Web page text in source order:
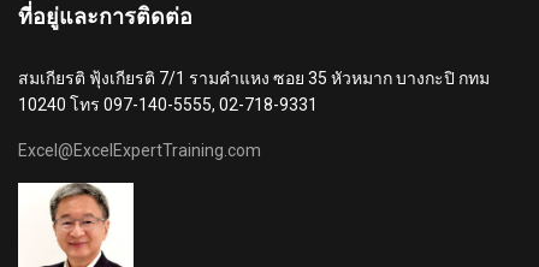
ที่อยู่และการติดต่อ
สมเกียรติ ฟุ้งเกียรติ 7/1 รามคำแหง ซอย 35 หัวหมาก บางกะปิ กทม
10240 โทร 097-140-5555, 02-718-9331
Excel@ExcelExpertTraining.com